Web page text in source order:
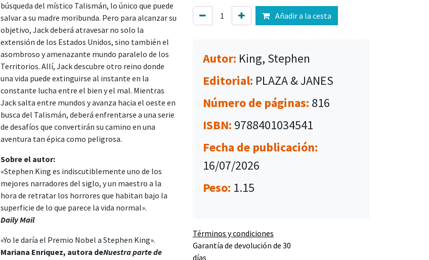
búsqueda del místico Talismán, lo único que puede
salvar a su madre moribunda. Pero para alcanzar su
objetivo, Jack deberá atravesar no solo la
extensión de los Estados Unidos, sino también el
asombroso y amenazante mundo paralelo de los
Territorios. Allí, Jack descubre otro reino donde
una vida puede extinguirse al instante en la
constante lucha entre el bien y el mal. Mientras
Jack salta entre mundos y avanza hacia el oeste en
busca del Talismán, deberá enfrentarse a una serie
de desafíos que convertirán su camino en una
aventura tan épica como peligrosa.
Sobre el autor:
«Stephen King es indiscutiblemente uno de los
mejores narradores del siglo, y un maestro a la
hora de retratar los horrores que habitan bajo la
superficie de lo que parece la vida normal».
Daily Mail
«Yo le daría el Premio Nobel a Stephen King».
Mariana Enriquez, autora deNuestra parte de
Añadir a la cesta
Autor: King, Stephen
Editorial: PLAZA & JANES
Número de páginas: 816
ISBN: 9788401034541
Fecha de publicación:
16/07/2026
Peso: 1.15
Términos y condiciones
Garantía de devolución de 30
días